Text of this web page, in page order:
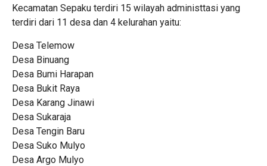
Kecamatan Sepaku terdiri 15 wilayah administtasi yang
terdiri dari 11 desa dan 4 kelurahan yaitu:
Desa Telemow
Desa Binuang
Desa Bumi Harapan
Desa Bukit Raya
Desa Karang Jinawi
Desa Sukaraja
Desa Tengin Baru
Desa Suko Mulyo
Desa Argo Mulyo